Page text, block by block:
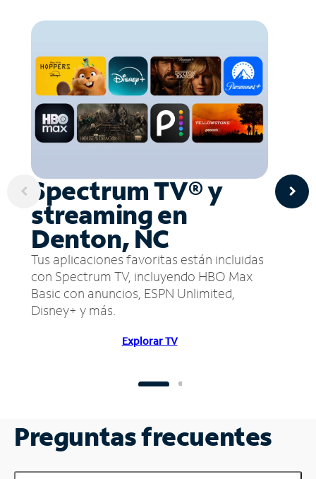
Spectrum TV® y
streaming en
Denton, NC
Tus aplicaciones favoritas están incluidas
con Spectrum TV, incluyendo HBO Max
Basic con anuncios, ESPN Unlimited,
Disney+ y más.
Explorar TV
Preguntas frecuentes